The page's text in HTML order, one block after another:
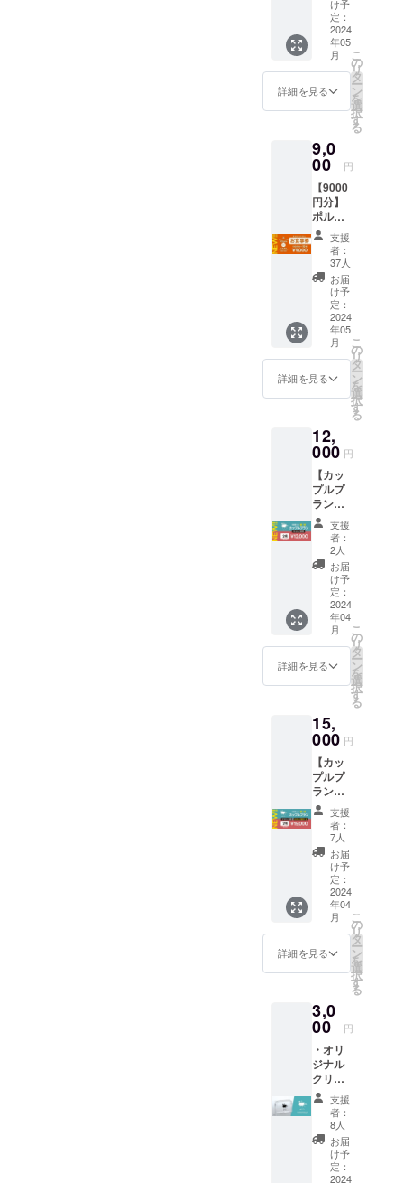
ても寒く、
かき氷を食
べようと思
うお客様も
減っていま
打破すべ
く、考えた
結果、サウ
ナ後のかき
氷に行きつ
きました。
サウナとか
き氷が大好
きな私が出
した結論は
『サウナの
後のかき氷
そこから、
かき氷が1番
美味しく食
べれるお店
をやりた
い！と思
サウナとか
き氷、水玉
saunaの開店
ました。
ステッ
カー1種
長野市
権堂に
ある
【polka
dot
cafe】
用いた
だける
お食事
券とな
りま
す。 ご
支援の
ほど宜
しくお
願いい
たしま
す！ ・
チケッ
ト有効
期限 :
令和8年
10月31
会計の
際にご
使用い
ただけ
ます ・
本券の
みでの
使用の
場合、
お釣り
は発生
しませ
んので
ご了承
くださ
い
け予
定：
2024
年05
月
詳細を見る
こ
の
リ
タ
ー
ン
を
選
択
す
る
9,0
00 円
【9000
円分】
ポルカ
ドット
カフェ
お食事
券 + 水
玉ロゴ
ステッ
カー1種
長野市
権堂に
ある
【polka
dot
cafe】
用いた
だける
お食事
券とな
りま
す。 ご
支援の
ほど宜
しくお
願いい
たしま
す！ ・
チケッ
ト有効
期限 :
令和8年
10月31
会計の
際にご
使用い
ただけ
ます ・
本券の
みでの
使用の
場合、
お釣り
は発生
しませ
んので
ご了承
くださ
い
支援
者：
37人
お届
け予
定：
2024
年05
月
詳細を見る
こ
の
リ
タ
ー
ン
を
選
択
す
る
12,
000 円
【カッ
プルプ
ラン】
プレ
オープ
ン招待
券+（性
別不問2
名+ロゴ
ステッ
カー1
種） ※
プレ
オープ
ンにお
越しで
場合は
約2年半
有効の
入場券
に切り
替わり
ます。
ご要
望・お
問い合
わせ多
数によ
りカッ
プルプ
ラン(性
別不問2
名)のプ
た！ 1
時間15
分の貸
切とな
りま
す。 ・
プレ
オープ
ン時の
かき氷
は限定
特別メ
支援
者：
2人
お届
け予
定：
2024
年04
月
詳細を見る
こ
の
リ
タ
ー
ン
を
選
択
す
る
15,
000 円
【カッ
プルプ
ラン】
プレ
オープ
ン招待
券(性別
不問2
名)+か
き氷2つ
+ロゴス
テッ
カー1種
※プレ
オープ
ンにお
きない
場合2半
年間有
効の入
場券に
切り替
わりま
す。 ご
要望・
お問い
合わせ
多数に
支援
者：
7人
お届
け予
定：
2024
年04
月
詳細を見る
こ
の
リ
タ
ー
ン
を
選
択
す
る
3,0
00 円
︎・オリ
ジナル
クリア
ビニ
ル・ス
クエア
ポーチ
サイズ/
95×145
支援
者：
8人
お届
け予
定：
2024